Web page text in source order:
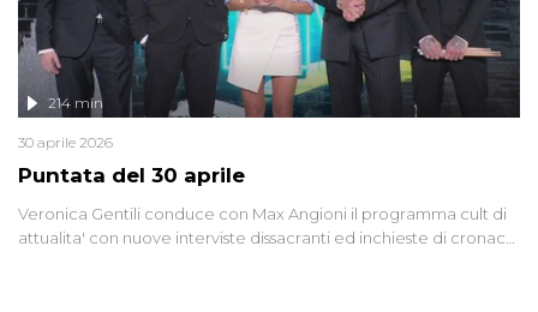
Puntata del 30 aprile
214 min
30 aprile 2026
Veronica Gentili conduce con Max Angioni il programma cult di
attualita' con nuove interviste dissacranti ed inchieste di cronaca